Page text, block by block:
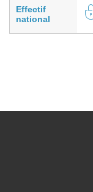
Effectif
national